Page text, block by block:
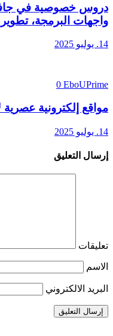
دروس خصوصية في جافا
واجهات البرمجة، تطوير
14. يوليو 2025
EboUPrime
0
مواقع إلكترونية عصرية
14. يوليو 2025
إرسال التعليق
تعليقات
الاسم
البريد الالكتروني